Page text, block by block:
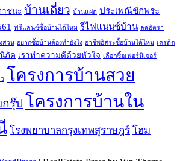
ชนะ บ้านเดี่ยว บ้านแฝด ประเพณีชักพระ
ฟรีแลนซ์ซื้อบ้านได้ไหม รีไฟแนนซ์บ้าน ลดอัตรา
สวน อยากซื้อบ้านต้องทำยังไง อาชีพอิสระซื้อบ้านได้ไหม เครดิต
ภัค เราทำความดีด้วยหัวใจ เลือกซื้อเฟอร์นิเจอร์
โครงการบ้านสวย
รุ๊ป โครงการบ้านใน
โรงพยาบาลกรุงเทพสุราษฎร์ โฮม